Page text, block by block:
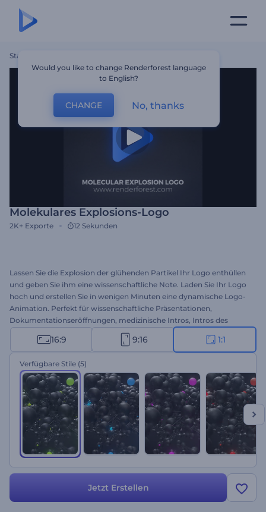
Startseite
Molekulares Explosions-Logo
2K+ Exporte 12 Sekunden
Lassen Sie die Explosion der glühenden Partikel Ihr Logo enthüllen
und geben Sie ihm eine wissenschaftliche Note. Laden Sie Ihr Logo
hoch und erstellen Sie in wenigen Minuten eine dynamische Logo-
Animation. Perfekt für wissenschaftliche Präsentationen,
Dokumentationseröffnungen, medizinische Intros, Intros des
YouTube-Kanals und vieles mehr. Die Erstellung einer glatten Logo-
Animation ist mit derm Molekularen Explosions-Logo nur ein paar
Klicks entfernt. Probieren Sie es jetzt aus!
16:9 9:16 1:1
Verfügbare Stile (5)
Jetzt Erstellen
Would you like to change Renderforest language
to English?
CHANGE No, thanks